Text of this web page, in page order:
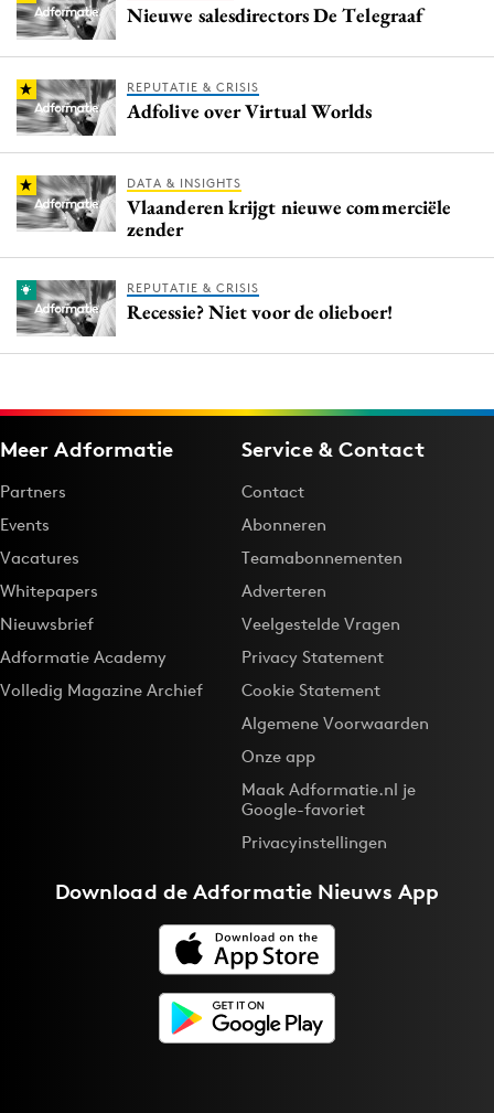
Nieuwe salesdirectors De Telegraaf
REPUTATIE & CRISIS
Adfolive over Virtual Worlds
DATA & INSIGHTS
Vlaanderen krijgt nieuwe commerciële
zender
REPUTATIE & CRISIS
Recessie? Niet voor de olieboer!
Meer Adformatie
Partners
Events
Vacatures
Whitepapers
Nieuwsbrief
Adformatie Academy
Volledig Magazine Archief
Service & Contact
Contact
Abonneren
Teamabonnementen
Adverteren
Veelgestelde Vragen
Privacy Statement
Cookie Statement
Algemene Voorwaarden
Onze app
Maak Adformatie.nl je
Google-favoriet
Privacyinstellingen
Download deAdformatie Nieuws App